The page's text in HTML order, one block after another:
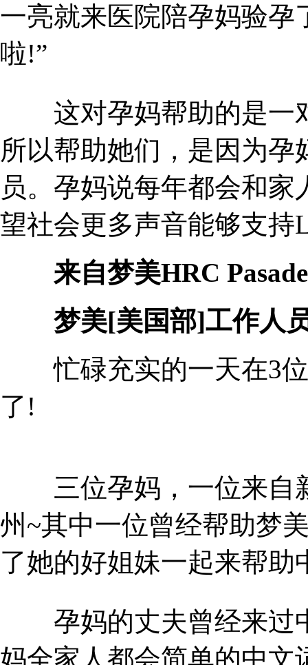
一亮就来医院陪孕妈验
啦!”
这对孕妈帮助的是一
所以帮助她们，是因为
员。孕妈说每年都会和
望社会更多声音能够支持
来自梦美HRC
梦美[美国部]工作人
忙碌充实的一天在3位
了!
三位孕妈，一位来自
州~其中一位曾经帮助梦
了她的好姐妹一起来帮助
孕妈的丈夫曾经来过
妈全家人都会简单的中文